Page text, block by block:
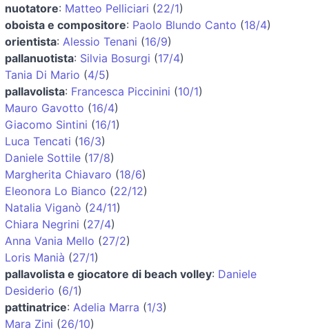
nuotatore: Matteo Pelliciari (22/1)
oboista e compositore: Paolo Blundo Canto (18/4)
orientista: Alessio Tenani (16/9)
pallanuotista: Silvia Bosurgi (17/4)
Tania Di Mario (4/5)
pallavolista: Francesca Piccinini (10/1)
Mauro Gavotto (16/4)
Giacomo Sintini (16/1)
Luca Tencati (16/3)
Daniele Sottile (17/8)
Margherita Chiavaro (18/6)
Eleonora Lo Bianco (22/12)
Natalia Viganò (24/11)
Chiara Negrini (27/4)
Anna Vania Mello (27/2)
Loris Manià (27/1)
pallavolista e giocatore di beach volley: Daniele
Desiderio (6/1)
pattinatrice: Adelia Marra (1/3)
Mara Zini (26/10)